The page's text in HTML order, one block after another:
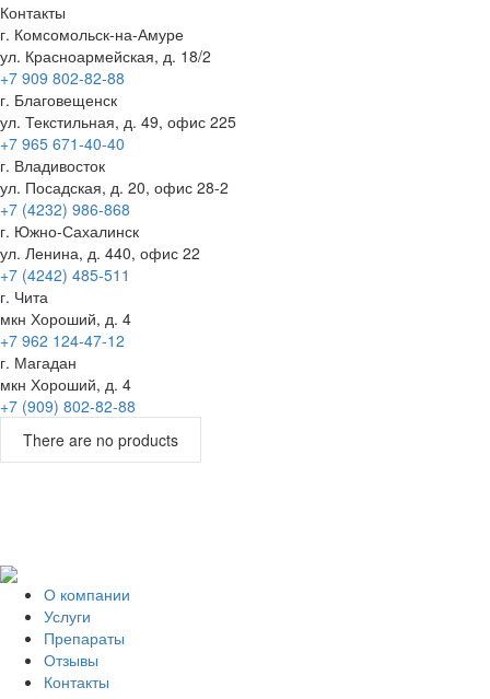
Контакты
г. Комсомольск-на-Амуре
ул. Красноармейская, д. 18/2
+7 909 802-82-88
г. Благовещенск
ул. Текстильная, д. 49, офис 225
+7 965 671-40-40
г. Владивосток
ул. Посадская, д. 20, офис 28-2
+7 (4232) 986-868
г. Южно-Сахалинск
ул. Ленина, д. 440, офис 22
+7 (4242) 485-511
г. Чита
мкн Хороший, д. 4
+7 962 124-47-12
г. Магадан
мкн Хороший, д. 4
+7 (909) 802-82-88
There are no products
О компании
Услуги
Препараты
Отзывы
Контакты